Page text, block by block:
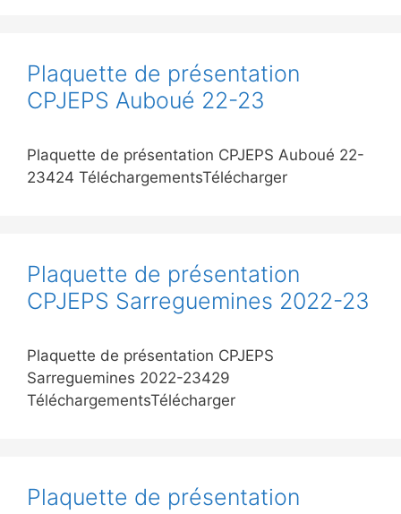
Plaquette de présentation
CPJEPS Auboué 22-23
Plaquette de présentation CPJEPS Auboué 22-
23424 TéléchargementsTélécharger
Plaquette de présentation
CPJEPS Sarreguemines 2022-23
Plaquette de présentation CPJEPS
Sarreguemines 2022-23429
TéléchargementsTélécharger
Plaquette de présentation